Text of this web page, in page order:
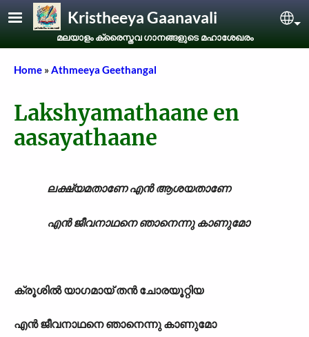
Skip to main contentKristheeya Gaanavali
മലയാളം ക്രൈസ്തവ ഗാനങ്ങളുടെ മഹാശേഖരം
Breadcrumb
Home Athmeeya Geethangal
Lakshyamathaane en
aasayathaane
ലക്ഷ്യമതാണേ എൻ ആശയതാണേ
എൻ ജീവനാഥനെ ഞാനെന്നു കാണുമോ
ക്രൂശിൽ യാഗമായ് തൻ ചോരയൂറ്റിയ
എൻ ജീവനാഥനെ ഞാനെന്നു കാണുമോ